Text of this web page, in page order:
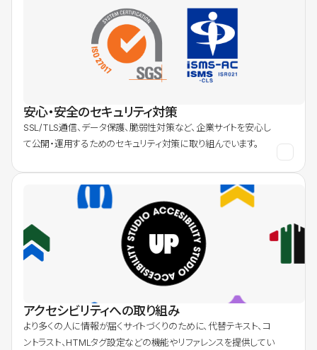
安心・安全のセキュリティ対策
SSL/TLS通信、データ保護、脆弱性対策など、企業サイトを安心し
て公開・運用するためのセキュリティ対策に取り組んでいます。
アクセシビリティへの取り組み
より多くの人に情報が届くサイトづくりのために、代替テキスト、コ
ントラスト、HTMLタグ設定などの機能やリファレンスを提供してい